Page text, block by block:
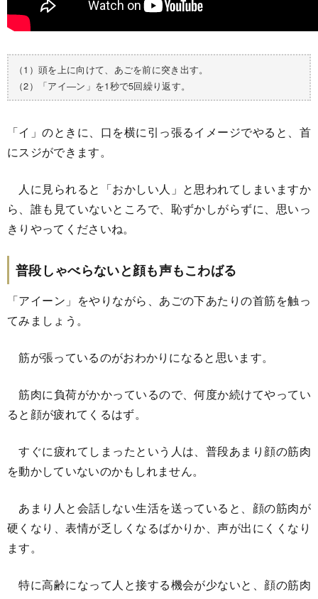
（1）頭を上に向けて、あごを前に突き出す。
（2）「アイ―ン」を1秒で5回繰り返す。
「イ」のときに、口を横に引っ張るイメージでやると、首
にスジができます。
人に見られると「おかしい人」と思われてしまいますか
ら、誰も見ていないところで、恥ずかしがらずに、思いっ
きりやってくださいね。
普段しゃべらないと顔も声もこわばる
「アイーン」をやりながら、あごの下あたりの首筋を触っ
てみましょう。
筋が張っているのがおわかりになると思います。
筋肉に負荷がかかっているので、何度か続けてやってい
ると顔が疲れてくるはず。
すぐに疲れてしまったという人は、普段あまり顔の筋肉
を動かしていないのかもしれません。
あまり人と会話しない生活を送っていると、顔の筋肉が
硬くなり、表情が乏しくなるばかりか、声が出にくくなり
ます。
特に高齢になって人と接する機会が少ないと、顔の筋肉